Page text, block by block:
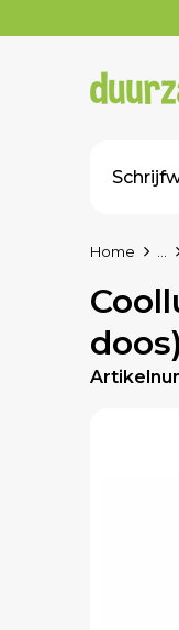
Home
doos)